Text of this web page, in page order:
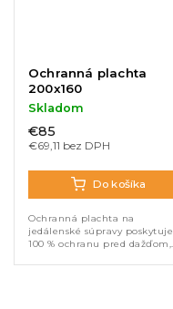
Ochranná plachta
200x160
Skladom
€69,11 bez DPH
€85
Do košíka
Ochranná plachta na
jedálenské súpravy poskytuje
100 % ochranu pred dažďom,
600D s pogumovanou